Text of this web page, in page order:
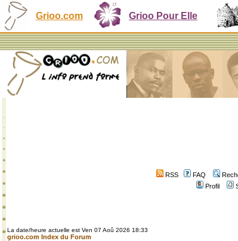
Grioo.com Grioo Pour Elle
RSS FAQ
Profil
La date/heure actuelle est Ven 07 Aoû 2026 18:33
grioo.com Index du Forum